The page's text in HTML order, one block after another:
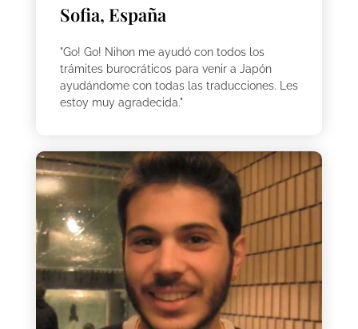
Sofia, España
"Go! Go! Nihon me ayudó con todos los
trámites burocráticos para venir a Japón
ayudándome con todas las traducciones. Les
estoy muy agradecida."